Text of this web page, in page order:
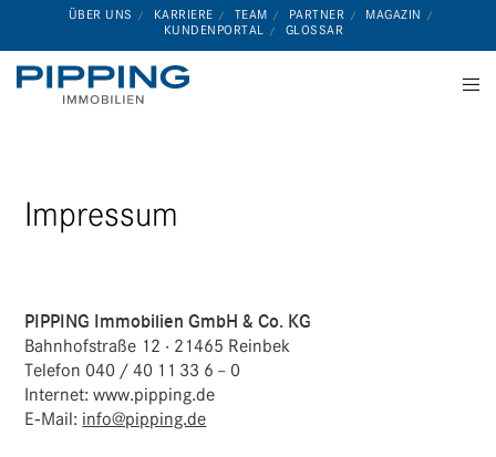
ÜBER UNS KARRIERE TEAM PARTNER
MAGAZIN
KUNDENPORTAL
GLOSSAR
Impressum
PIPPING Immo­bi­lien GmbH & Co. KG
Bahn­hof­straße 12 · 21465 Reinbek
Telefon 040 / 40 11 33 6 – 0
Internet: www.pipping.de
E‑Mail: info@pipping.de